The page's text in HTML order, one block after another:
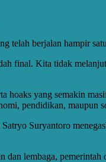
telah berjalan hampir
final. Kita tidak
hoaks yang semakin
pendidikan, maupun
Suryantoro
lembaga, pemerintah